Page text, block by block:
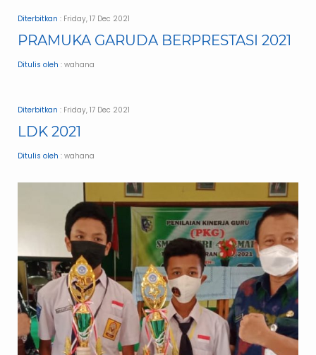
Diterbitkan : Friday, 17 Dec 2021
PRAMUKA GARUDA BERPRESTASI 2021
Ditulis oleh : wahana
Diterbitkan : Friday, 17 Dec 2021
LDK 2021
Ditulis oleh : wahana